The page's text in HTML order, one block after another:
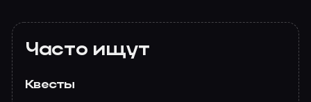
Часто ищут
Квесты